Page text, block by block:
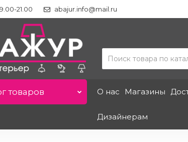
21.00 abajur.info@mail.ru
товаров О нас Магазины
Дизайнерам